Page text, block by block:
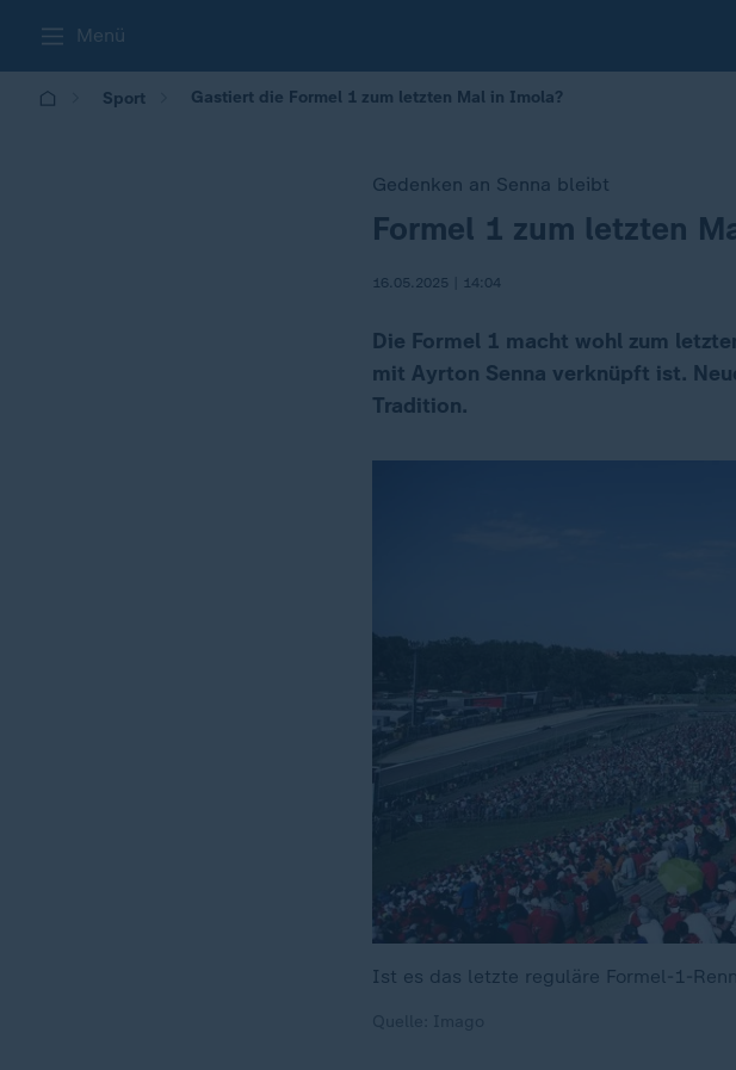
Menü
Sport Gastiert die Formel 1 zum letzten Mal in Imola?
Gedenken an Senna bleibt
:Formel 1 zum letzten
16.05.2025 | 14:04
Die Formel 1 macht wohl zum
mit Ayrton Senna verknüpft ist.
Tradition.
Ist es das letzte reguläre Formel-1-